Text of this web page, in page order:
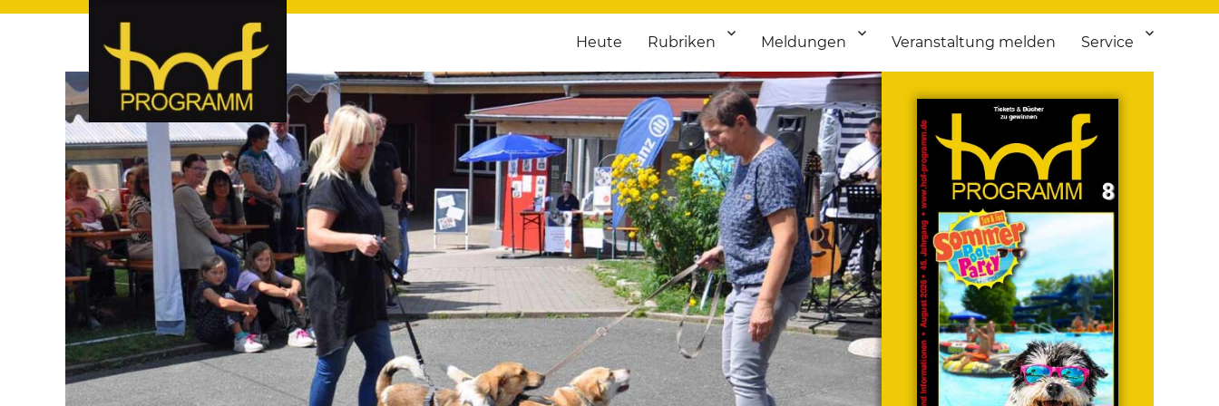
hof-programm – das Veranstaltungsportal für Hochfranken
hof-programm – das Veranstaltungsportal für Hof und Hochfranken. Täglich aktuelle Termine von Kultur bis Sport, von Theater bis Flohmarkt.
Heute Rubriken Meldungen Veranstaltung melden Service